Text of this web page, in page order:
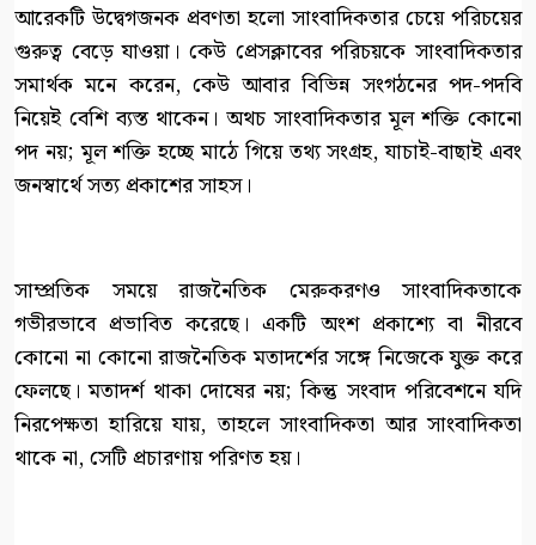
আরেকটি উদ্বেগজনক প্রবণতা হলো সাংবাদিকতার চেয়ে পরিচয়ের
গুরুত্ব বেড়ে যাওয়া। কেউ প্রেসক্লাবের পরিচয়কে সাংবাদিকতার
সমার্থক মনে করেন, কেউ আবার বিভিন্ন সংগঠনের পদ-পদবি
নিয়েই বেশি ব্যস্ত থাকেন। অথচ সাংবাদিকতার মূল শক্তি কোনো
পদ নয়; মূল শক্তি হচ্ছে মাঠে গিয়ে তথ্য সংগ্রহ, যাচাই-বাছাই এবং
জনস্বার্থে সত্য প্রকাশের সাহস।
সাম্প্রতিক সময়ে রাজনৈতিক মেরুকরণও সাংবাদিকতাকে
গভীরভাবে প্রভাবিত করেছে। একটি অংশ প্রকাশ্যে বা নীরবে
কোনো না কোনো রাজনৈতিক মতাদর্শের সঙ্গে নিজেকে যুক্ত করে
ফেলছে। মতাদর্শ থাকা দোষের নয়; কিন্তু সংবাদ পরিবেশনে যদি
নিরপেক্ষতা হারিয়ে যায়, তাহলে সাংবাদিকতা আর সাংবাদিকতা
থাকে না, সেটি প্রচারণায় পরিণত হয়।